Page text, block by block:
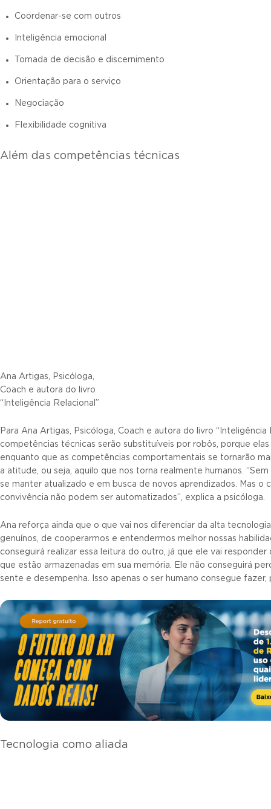
Coordenar-se com outros
Inteligência emocional
Tomada de decisão e discernimento
Orientação para o serviço
Negociação
Flexibilidade cognitiva
Além das competências técnicas
Ana Artigas, Psicóloga,
Coach e autora do livro
“Inteligência Relacional”
Para Ana Artigas, Psicóloga, Coach e autora do livro “Inteligência
competências técnicas serão substituíveis por robôs, porque
enquanto que as competências comportamentais se tornarão
a atitude, ou seja, aquilo que nos torna realmente humanos.
se manter atualizado e em busca de novos aprendizados. Mas o
convivência não podem ser automatizados”, explica a psicóloga.
Ana reforça ainda que o que vai nos diferenciar da alta
genuínos, de cooperarmos e entendermos melhor nossas
conseguirá realizar essa leitura do outro, já que ele vai
que estão armazenadas em sua memória. Ele não conseguirá
sente e desempenha. Isso apenas o ser humano consegue fazer,
Tecnologia como aliada